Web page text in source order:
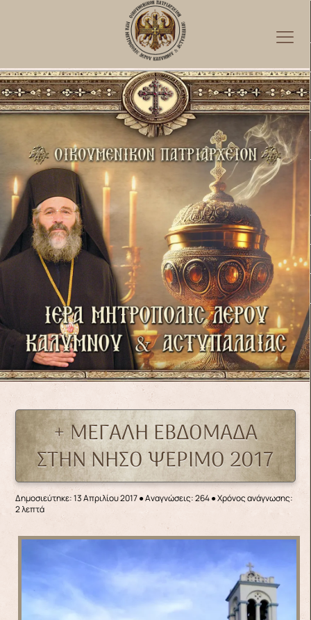
+ ΜΕΓΑΛΗ ΕΒΔΟΜΑΔΑ
ΣΤΗΝ ΝΗΣΟ ΨΕΡΙΜΟ 2017
Δημοσιεύτηκε: 13 Απριλίου 2017●Αναγνώσεις: 264● Χρόνος ανάγνωσης:
2 λεπτά